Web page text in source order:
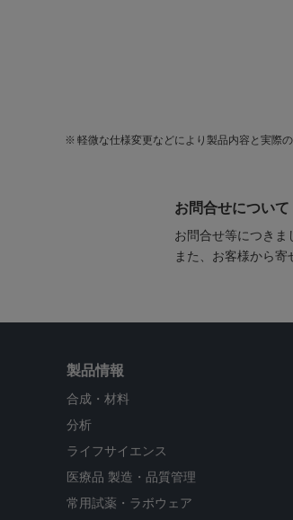
軽微な仕様変更などにより製品内容と実際
お問合せについて
お問合せ等につきま
また、お客様から
製品情報
合成・材料
分析
ライフサイエンス
医療品 製造・品質管理
常用試薬・ラボウェア